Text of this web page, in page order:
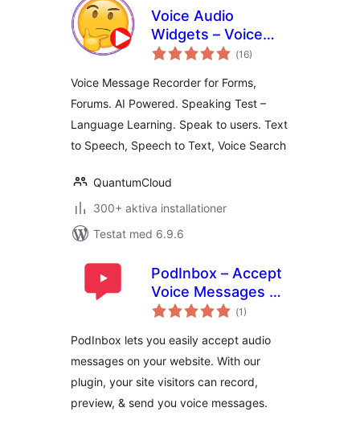
Voice Audio
Widgets – Voice
recorder with
STT, TTS,
Transcriptions,
Language Teaching
(Totalt
antal
16)
Voice Message Recorder for Forms,
Forums. AI Powered. Speaking Test –
Language Learning. Speak to users. Text
to Speech, Speech to Text, Voice Search
QuantumCloud
300+ aktiva installationer
Testat med 6.9.6
PodInbox – Accept
Voice Messages on
Your Website
(Totalt
antal
1)
PodInbox lets you easily accept audio
messages on your website. With our
plugin, your site visitors can record,
preview, & send you voice messages.